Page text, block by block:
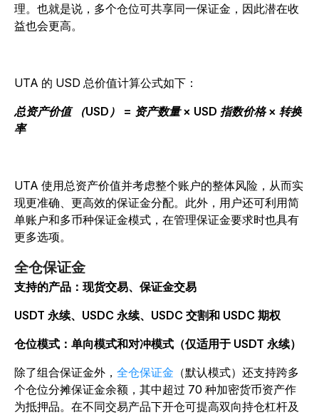
理。也就是说，多个仓位可共享同一保证金，因此潜在收
益也会更高。
UTA 的 USD 总价值计算公式如下：
总资产价值 （USD） = 资产数量 × USD 指数价格 × 转换
率
UTA 使用总资产价值并考虑整个账户的整体风险，从而实
现更准确、更高效的保证金分配。此外，用户还可利用简
单账户和多币种保证金模式，在管理保证金要求时也具有
更多选项。
全仓保证金
支持的产品：现货交易、保证金交易
USDT 永续、USDC 永续、USDC 交割和 USDC 期权
仓位模式：单向模式和对冲模式（仅适用于 USDT 永续）
除了组合保证金外， 全仓保证金 （默认模式）还支持跨多
个仓位分摊保证金余额，其中超过 70 种加密货币资产作
为抵押品。在不同交易产品下开仓可提高双向持仓杠杆及